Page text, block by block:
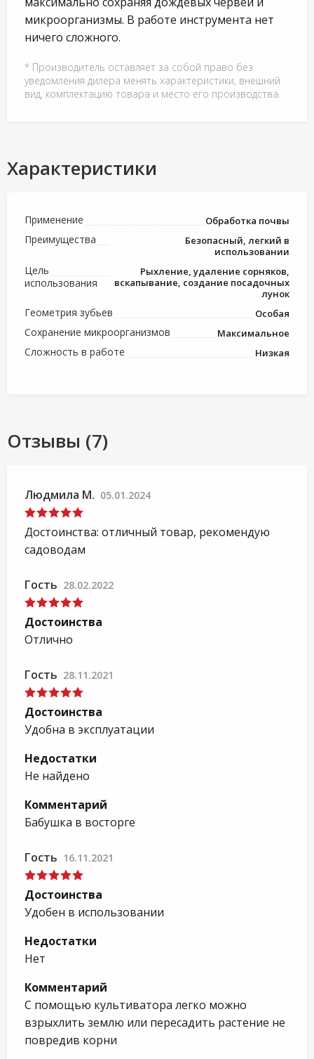
микроорганизмы. В работе инструмента нет
ничего сложного.
* Производитель оставляет за собой право без
уведомления дилера менять характеристики, внешний
вид, комплектацию товара и место его производства.
Характеристики
Применение Обработка почвы
Преимущества
Безопасный, легкий в
использовании
Цель
использования
Рыхление, удаление сорняков,
вскапывание, создание посадочных
лунок
Геометрия зубьев Особая
Сохранение микроорганизмов Максимальное
Сложность в работе Низкая
Отзывы (7)
Людмила М. 05.01.2024
Достоинства: отличный товар, рекомендую
садоводам
Гость 28.02.2022
Достоинства
Отлично
Гость 28.11.2021
Достоинства
Удобна в эксплуатации
Недостатки
Не найдено
Комментарий
Бабушка в восторге
Гость 16.11.2021
Достоинства
Удобен в использовании
Недостатки
Нет
Комментарий
С помощью культиватора легко можно
взрыхлить землю или пересадить растение не
повредив корни